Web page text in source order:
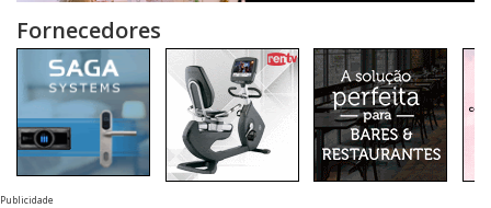
Fornecedores
Publicidade